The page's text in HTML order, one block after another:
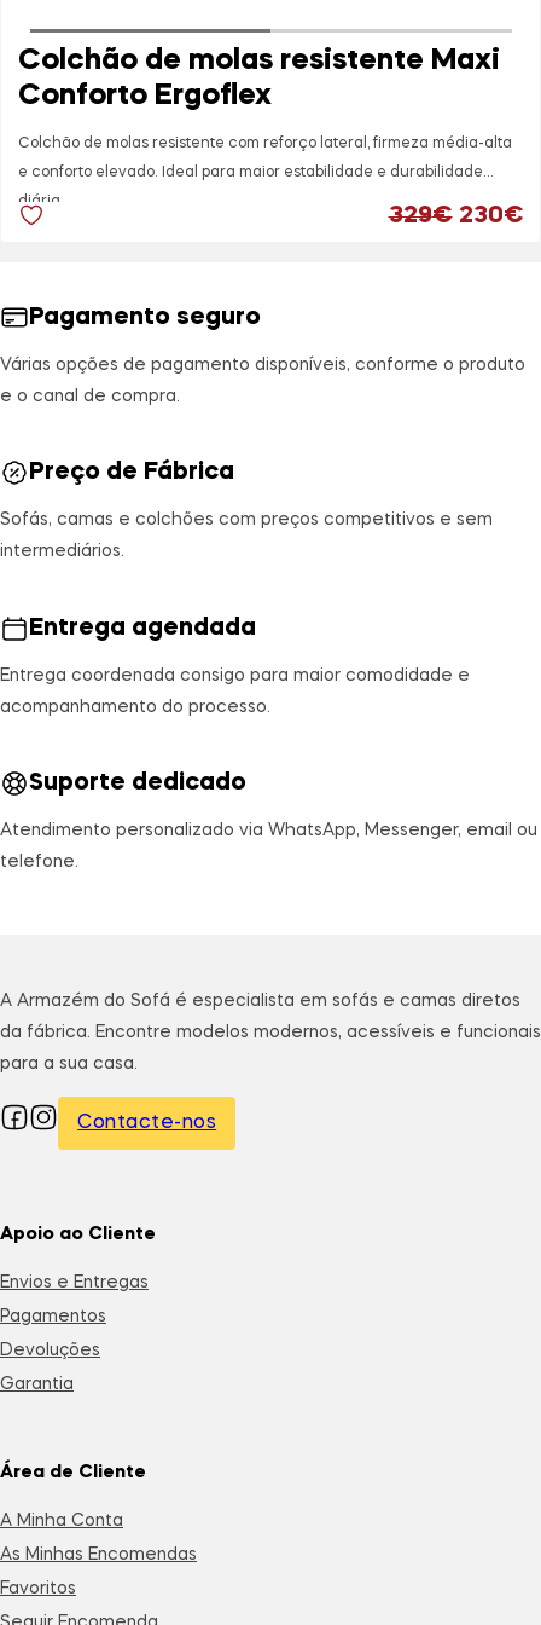
Colchão de molas resistente Maxi
Conforto Ergoflex
Colchão de molas resistente com reforço lateral, firmeza média-alta
e conforto elevado. Ideal para maior estabilidade e durabilidade
diária.
329€ O
230€
Pagamento seguro
Várias opções de pagamento disponíveis, conforme o produto
e o canal de compra.
Preço de Fábrica
Sofás, camas e colchões com preços competitivos e sem
intermediários.
Entrega agendada
Entrega coordenada consigo para maior comodidade e
acompanhamento do processo.
Suporte dedicado
Atendimento personalizado via WhatsApp, Messenger, email ou
telefone.
A Armazém do Sofá é especialista em sofás e camas diretos
da fábrica. Encontre modelos modernos, acessíveis e funcionais
para a sua casa.
Contacte-nos
Apoio ao Cliente
Envios e Entregas
Pagamentos
Devoluções
Garantia
Área de Cliente
A Minha Conta
As Minhas Encomendas
Favoritos